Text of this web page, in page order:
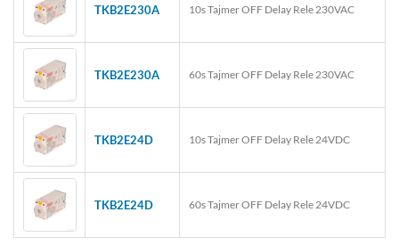
TKB2E230A 10s Tajmer OFF Delay Rele 230VAC
TKB2E230A 60s Tajmer OFF Delay Rele 230VAC
TKB2E24D 10s Tajmer OFF Delay Rele 24VDC
TKB2E24D 60s Tajmer OFF Delay Rele 24VDC